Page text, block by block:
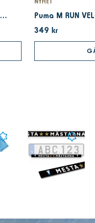
Puma RUN FAVORITE LS TEE W PUMA White
349 kr